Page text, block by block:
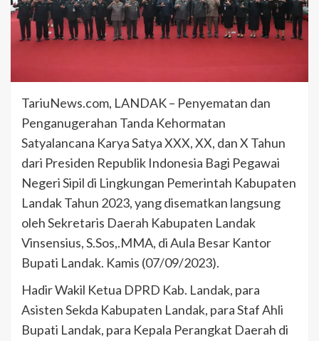
TariuNews.com, LANDAK – Penyematan dan
Penganugerahan Tanda Kehormatan
Satyalancana Karya Satya XXX, XX, dan X Tahun
dari Presiden Republik Indonesia Bagi Pegawai
Negeri Sipil di Lingkungan Pemerintah Kabupaten
Landak Tahun 2023, yang disematkan langsung
oleh Sekretaris Daerah Kabupaten Landak
Vinsensius, S.Sos,.MMA, di Aula Besar Kantor
Bupati Landak. Kamis (07/09/2023).
Hadir Wakil Ketua DPRD Kab. Landak, para
Asisten Sekda Kabupaten Landak, para Staf Ahli
Bupati Landak, para Kepala Perangkat Daerah di